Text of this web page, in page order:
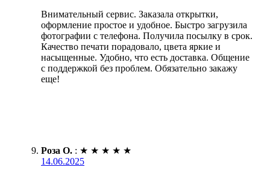
Внимательный сервис. Заказала открытки,
оформление простое и удобное. Быстро загрузила
фотографии с телефона. Получила посылку в срок.
Качество печати порадовало, цвета яркие и
насыщенные. Удобно, что есть доставка. Общение
с поддержкой без проблем. Обязательно закажу
еще!
Роза О. : ★ ★ ★ ★ ★
14.06.2025